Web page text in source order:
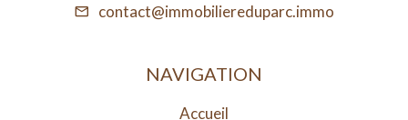
contact@immobiliereduparc.immo
NAVIGATION
Accueil